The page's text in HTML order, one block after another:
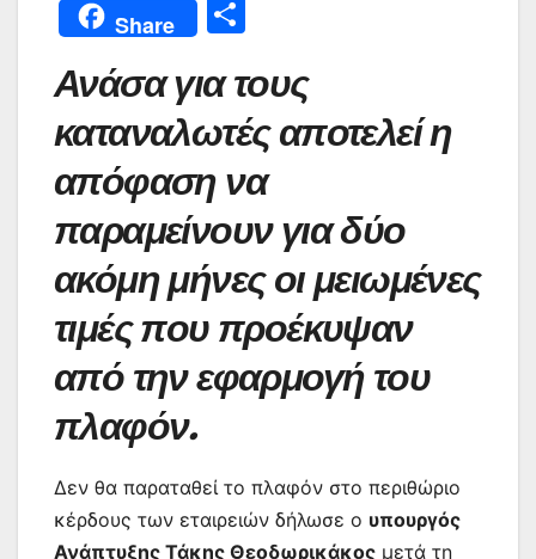
c
e
b
o
o
k
itt
er
at
s
A
p
p
ai
l
e
st e
n
er
a
m
Share
ρ
α
σ
τε
ίτ
ε
Ανάσα για τους
καταναλωτές αποτελεί η
απόφαση να
παραμείνουν για δύο
ακόμη μήνες οι μειωμένες
τιμές που προέκυψαν
από την εφαρμογή του
πλαφόν.
Δεν θα παραταθεί το πλαφόν στο περιθώριο
κέρδους των εταιρειών δήλωσε ο υπουργός
Ανάπτυξης Τάκης Θεοδωρικάκος μετά τη